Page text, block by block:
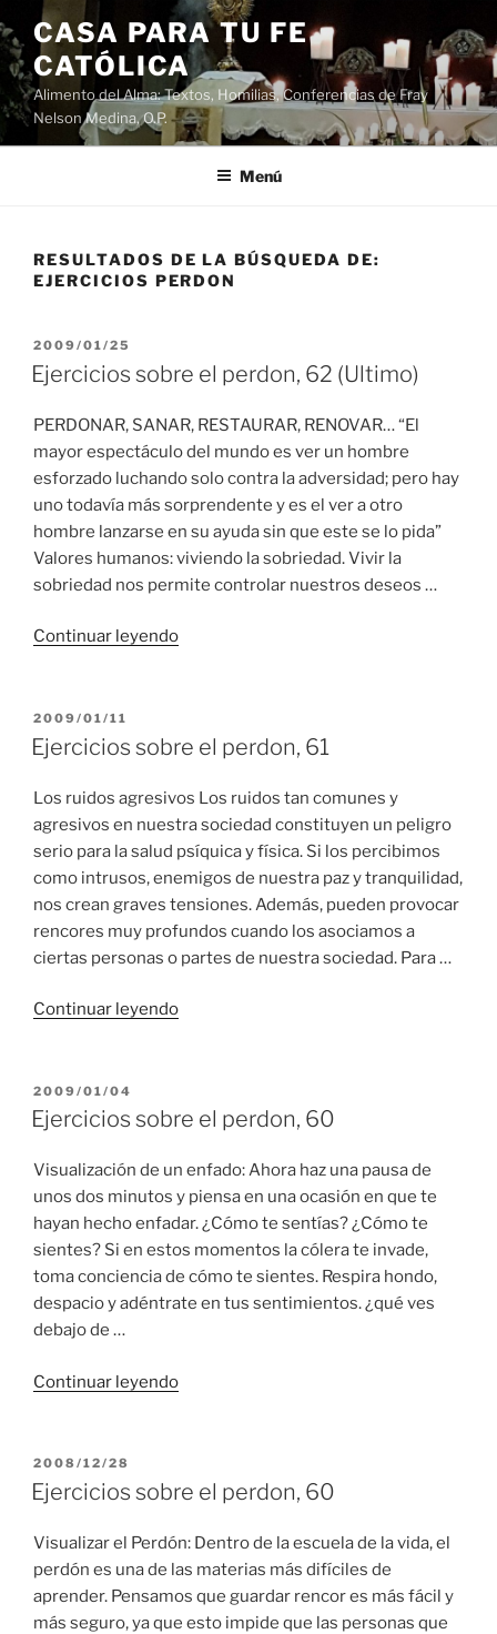
Saltar
al
contenido
CASA PARA TU FE
CATÓLICA
Alimento del Alma: Textos, Homilias, Conferencias de Fray
Nelson Medina, O.P.
Menú
RESULTADOS DE LA BÚSQUEDA DE:
EJERCICIOS PERDON
PUBLICADO
EL
2009/01/25
Ejercicios sobre el perdon, 62 (Ultimo)
PERDONAR, SANAR, RESTAURAR, RENOVAR… “El
mayor espectáculo del mundo es ver un hombre
esforzado luchando solo contra la adversidad; pero hay
uno todavía más sorprendente y es el ver a otro
hombre lanzarse en su ayuda sin que este se lo pida”
Valores humanos: viviendo la sobriedad. Vivir la
sobriedad nos permite controlar nuestros deseos …
Continuar leyendo“Ejercicios
62
PUBLICADO
EL
2009/01/11
Ejercicios sobre el perdon, 61
Los ruidos agresivos Los ruidos tan comunes y
agresivos en nuestra sociedad constituyen un peligro
serio para la salud psíquica y física. Si los percibimos
como intrusos, enemigos de nuestra paz y tranquilidad,
nos crean graves tensiones. Además, pueden provocar
rencores muy profundos cuando los asociamos a
ciertas personas o partes de nuestra sociedad. Para …
Continuar leyendo“Ejercicios
61”
PUBLICADO
EL
2009/01/04
Ejercicios sobre el perdon, 60
Visualización de un enfado: Ahora haz una pausa de
unos dos minutos y piensa en una ocasión en que te
hayan hecho enfadar. ¿Cómo te sentías? ¿Cómo te
sientes? Si en estos momentos la cólera te invade,
toma conciencia de cómo te sientes. Respira hondo,
despacio y adéntrate en tus sentimientos. ¿qué ves
debajo de …
Continuar leyendo“Ejercicios
60”
PUBLICADO
EL
2008/12/28
Ejercicios sobre el perdon, 60
Visualizar el Perdón: Dentro de la escuela de la vida, el
perdón es una de las materias más difíciles de
aprender. Pensamos que guardar rencor es más fácil y
más seguro, ya que esto impide que las personas que